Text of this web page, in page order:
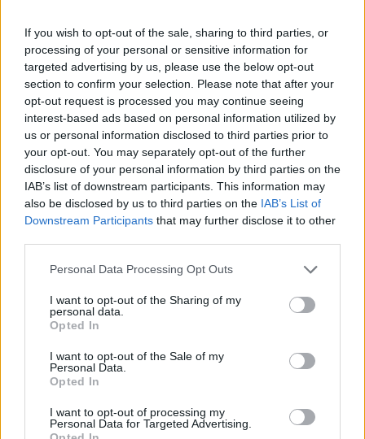
If you wish to opt-out of the sale, sharing to third parties, or
processing of your personal or sensitive information for
targeted advertising by us, please use the below opt-out
section to confirm your selection. Please note that after your
opt-out request is processed you may continue seeing
interest-based ads based on personal information utilized by
us or personal information disclosed to third parties prior to
your opt-out. You may separately opt-out of the further
disclosure of your personal information by third parties on the
IAB’s list of downstream participants. This information may
also be disclosed by us to third parties on the IAB’s List of
Downstream Participants that may further disclose it to other
Personal Data Processing Opt Outs
I want to opt-out of the Sharing of my
personal data.
Opted In
I want to opt-out of the Sale of my
Personal Data.
Opted In
I want to opt-out of processing my
Personal Data for Targeted Advertising.
víz, csak víz legyen” |
Holnapután
Greendex 55:58
az ember
Greendex
Merre lehet a Velencei-tó
jövője? | Holnapután
PODCAST Novák Zsombor 3 perc